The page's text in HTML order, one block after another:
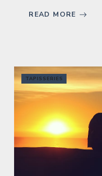
READ MORE
TAPISSERIES